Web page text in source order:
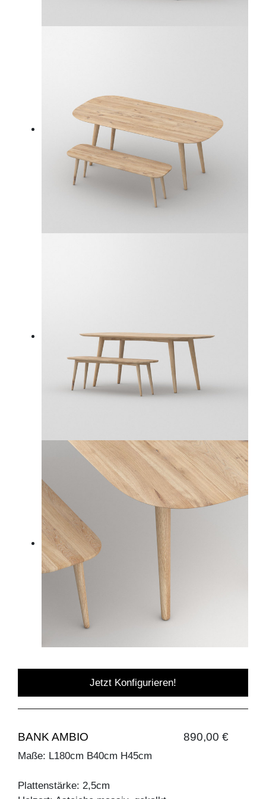
Jetzt Konfigurieren!
BANK AMBIO 890,00 €
Maße: L180cm B40cm H45cm
Plattenstärke: 2,5cm